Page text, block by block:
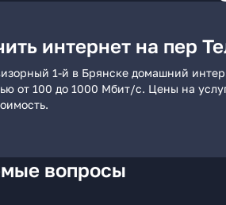
интернет на пер
1-й в Брянске домашний
от 100 до 1000 Мбит/с. Цены на
вопросы